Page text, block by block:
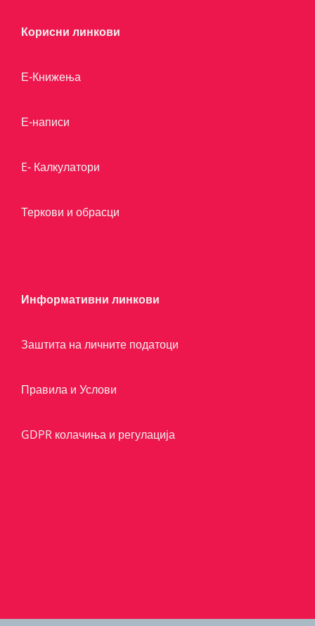
Корисни линкови
Е-Книжења
Е-написи
E- Калкулатори
Теркови и обрасци
Информативни линкови
Заштита на личните податоци
Правила и Услови
GDPR колачиња и регулација